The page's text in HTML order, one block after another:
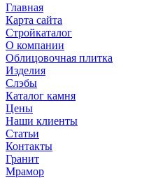
Главная
Карта сайта
Стройкаталог
О компании
Облицовочная плитка
Изделия
Слэбы
Каталог камня
Цены
Наши клиенты
Статьи
Контакты
Гранит
Мрамор